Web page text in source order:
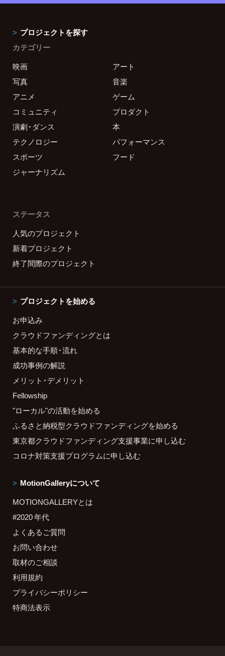
プロジェクトを探す
カテゴリー
映画
アート
写真
音楽
アニメ
ゲーム
コミュニティ
プロダクト
演劇・ダンス
本
テクノロジー
パフォーマンス
スポーツ
フード
ジャーナリズム
ステータス
人気のプロジェクト
新着プロジェクト
終了間際のプロジェクト
プロジェクトを始める
お申込み
クラウドファンディングとは
基本的な手順・流れ
成功事例の解説
メリット・デメリット
Fellowship
"ローカル"の活動を始める
ふるさと納税型クラウドファンディングを始める
東京都クラウドファンディング支援事業に申し込む
コロナ対策支援プログラムに申し込む
MotionGalleryについて
MOTIONGALLERYとは
#2020 年代
よくあるご質問
お問い合わせ
取材のご相談
利用規約
プライバシーポリシー
特商法表示